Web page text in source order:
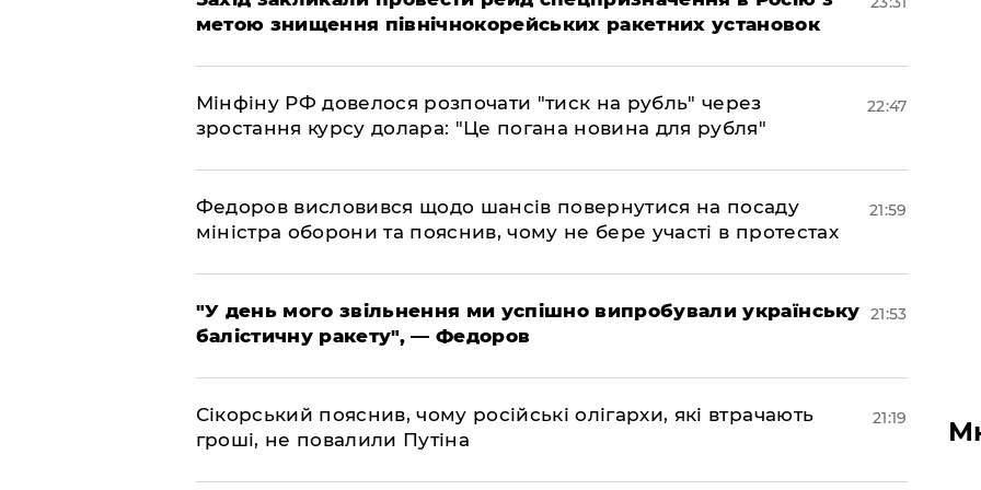
метою знищення північнокорейських ракетних установок
​Мінфіну РФ довелося розпочати "тиск на рубль" через
зростання курсу долара: "Це погана новина для рубля"
22:47
​Федоров висловився щодо шансів повернутися на посаду
міністра оборони та пояснив, чому не бере участі в протестах
21:59
​"У день мого звільнення ми успішно випробували українську
балістичну ракету", — Федоров
21:53
​Сікорський пояснив, чому російські олігархи, які втрачають
гроші, не повалили Путіна
21:19